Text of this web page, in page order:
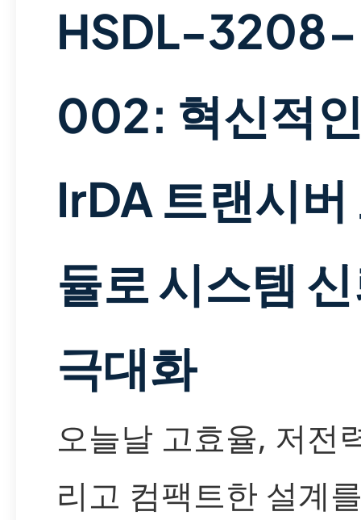
HSDL-3208-
002: 혁신적
IrDA 트랜시버
듈로 시스템
극대화
오늘날 고효율, 저전
리고 컴팩트한 설계